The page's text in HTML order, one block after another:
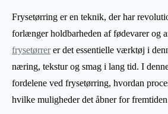
Frysetørring er en teknik, der har
forlænger holdbarheden af fødevarer og
frysetørrerer det essentielle værktøj i
næring, tekstur og smag i lang tid. I
fordelene ved frysetørring, hvordan
hvilke muligheder det åbner for